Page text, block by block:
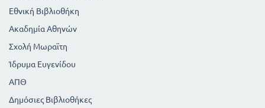
Εθνική Βιβλιοθήκη
Ακαδημία Αθηνών
Σχολή Μωραϊτη
Ίδρυμα Ευγενίδου
ΑΠΘ
Δημόσιες Βιβλιοθήκες